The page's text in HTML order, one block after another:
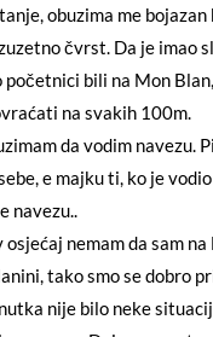
obuzima me bojazan
čvrst. Da je imao
početnici bili na Mon
na svakih 100m.
da vodim navezu.
e majku ti, ko je
navezu..
nemam da sam na
tako smo se dobro
nije bilo neke